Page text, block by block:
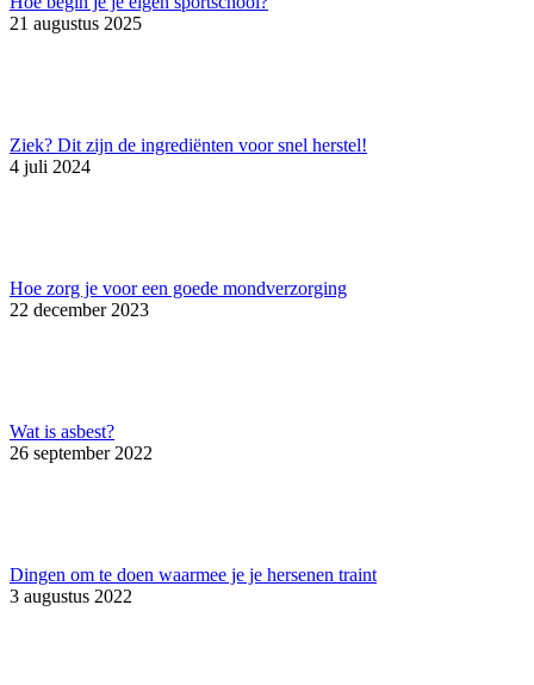
21 augustus 2025
Ziek? Dit zijn de ingrediënten voor snel herstel!
4 juli 2024
Hoe zorg je voor een goede mondverzorging
22 december 2023
Wat is asbest?
26 september 2022
Dingen om te doen waarmee je je hersenen traint
3 augustus 2022